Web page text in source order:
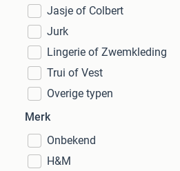
Jasje of Colbert
Jurk
Lingerie of Zwemkleding
Trui of Vest
Overige typen
Merk
Onbekend
H&M